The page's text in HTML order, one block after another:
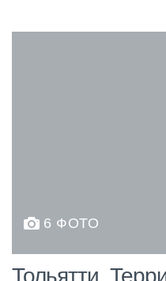
6 ФОТО
Тольятти.